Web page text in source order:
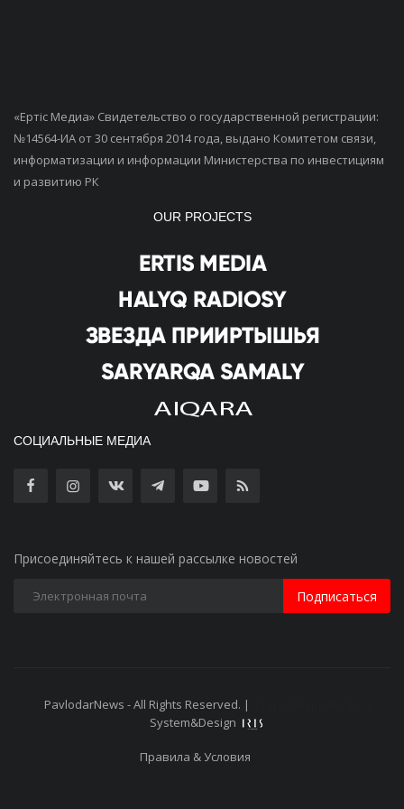
«Ертiс Медиа» Свидетельство о государственной регистрации:
№14564-ИА от 30 сентября 2014 года, выдано Комитетом связи,
информатизации и информации Министерства по инвестициям
и развитию РК
OUR PROJECTS
СОЦИАЛЬНЫЕ МЕДИА
Присоединяйтесь к нашей рассылке новостей
Подписаться
PavlodarNews - All Rights Reserved. |
System&Design
Правила & Условия